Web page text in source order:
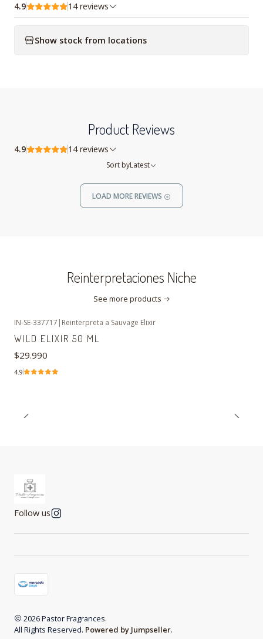
4.9 14 reviews
Show stock from locations
Product Reviews
4.9 14 reviews
Sort byLatest
LOAD MORE REVIEWS
Reinterpretaciones Niche
See more products
IN-SE-337717 | Reinterpreta a Sauvage Elixir
WILD ELIXIR 50 ML
$29.990
4.9
Follow us
2026 Pastor Fragrances.
All Rights Reserved. Powered by Jumpseller.